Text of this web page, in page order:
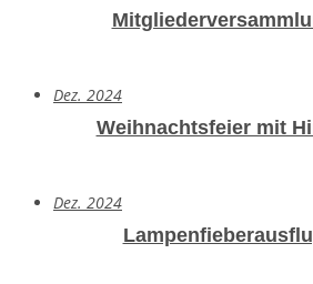
Dez. 2024
Weihnachtsfeier mit
Dez. 2024